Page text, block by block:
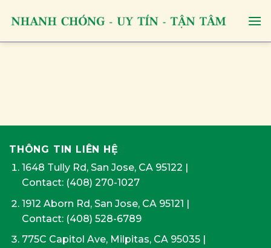
THÔNG TIN LIÊN HỆ
1648 Tully Rd, San Jose, CA 95122 |
Contact: (408) 270-1027
1912 Aborn Rd, San Jose, CA 95121 |
Contact: (408) 528-6789
775C Capitol Ave, Milpitas, CA 95035|